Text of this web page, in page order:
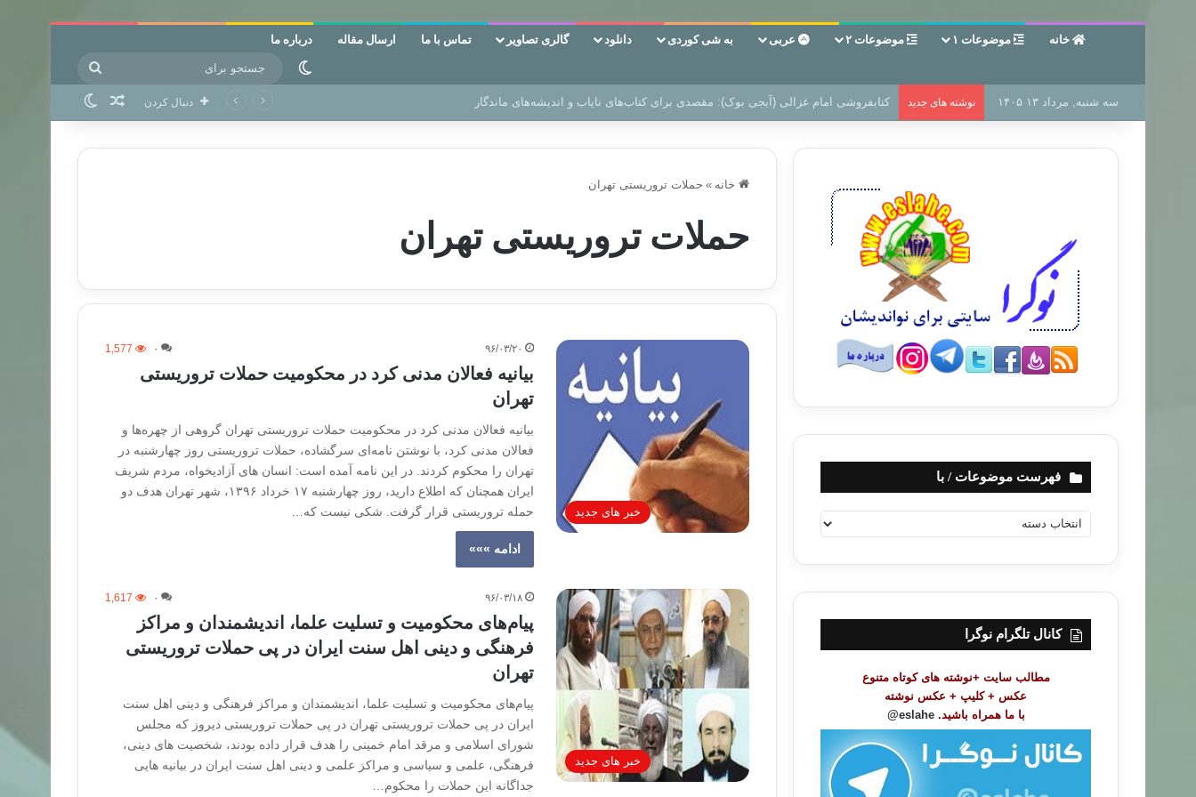
خانه موضوعات ۱ موضوعات ۲ عربی به شی کوردی دانلود گالری تصاویر تماس با ما ارسال مقاله درباره ما
تغییر پوسته
برای سه شنبه, مرداد ۱۳ ۱۴۰۵ نوشته های جدید سر دفتر فساد در زمین‌، دوری وکناره‌گیری از راه خداست‌! دنبال کردن نوشته تصادفی
خانه » حملات تروریستی تهران
حملات تروریستی تهران
خبر های جدید
۹۶/۰۳/۲۰ ۰ 1,577
بیانیه فعالان مدنی کرد در محکومیت حملات تروریستی
تهران
بیانیه فعالان مدنی کرد در محکومیت حملات تروریستی تهران گروهی از چهره‌ها و
فعالان مدنی کرد، با نوشتن نامه‌ای سرگشاده، حملات تروریستی روز چهارشنبه در
تهران را محکوم کردند. در این نامه آمده است: انسان های آزادیخواه، مردم شریف
ایران همچنان که اطلاع دارید، روز چهارشنبه ۱۷ خرداد ۱۳۹۶، شهر تهران هدف دو
حمله تروریستی قرار گرفت. شکی نیست که…
ادامه »»»
خبر های جدید
۹۶/۰۳/۱۸ ۰ 1,617
پیام‌های محکومیت و تسلیت علما، اندیشمندان و مراکز
فرهنگی و دینی اهل سنت ایران در پی حملات تروریستی
تهران
پیام‌های محکومیت و تسلیت علما، اندیشمندان و مراکز فرهنگی و دینی اهل سنت
ایران در پی حملات تروریستی تهران در پی حملات تروریستی دیروز که مجلس
شورای اسلامی و مرقد امام خمینی را هدف قرار داده بودند، شخصیت های دینی،
فرهنگی، علمی و سیاسی و مراکز علمی و دینی اهل سنت ایران در بیانیه هایی
جداگانه این حملات را محکوم…
فهرست موضوعات / با
ه
ت
ض
کانال تلگرام نوگرا
مطالب سایت +نوشته های کوتاه متنوع
عکس + کلیپ + عکس نوشته
با ما همراه باشید. eslahe@